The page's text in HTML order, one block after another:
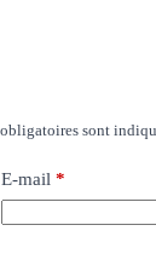
sont
E-mail *